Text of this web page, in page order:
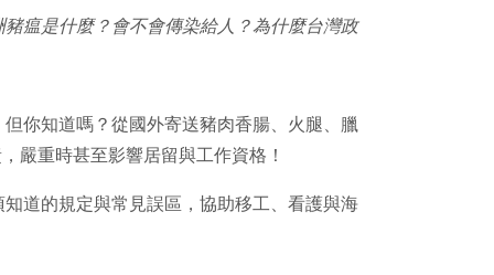
瘟是什麼？會不會傳染給人？為什麼台灣政
你知道嗎？從國外寄送豬肉香腸、火腿、臘
嚴重時甚至影響居留與工作資格！
道的規定與常見誤區，協助移工、看護與海